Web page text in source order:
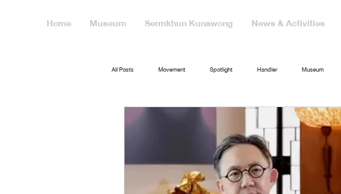
Home Museum Sermkhun Kunawong News & Activities
All Posts Movement Spotlight Handler Museum